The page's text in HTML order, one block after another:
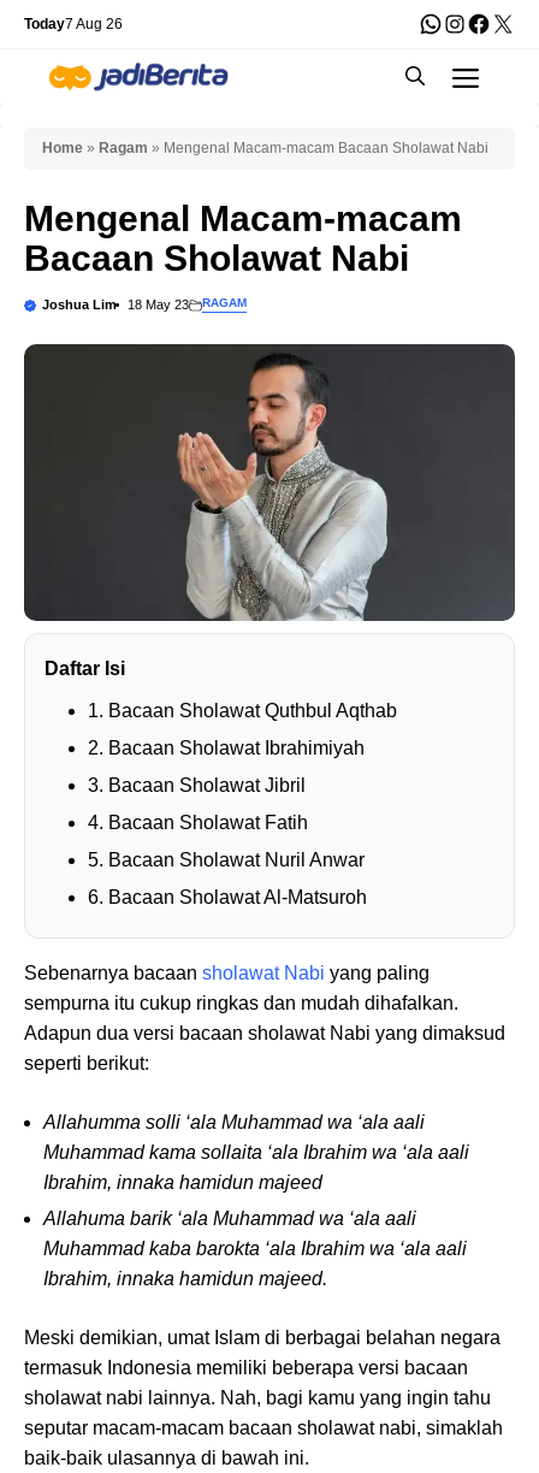
Skip
content
Today7 Aug 26 WhatsApp
X
Home » Ragam » Mengenal Macam-macam Bacaan Sholawat Nabi
Mengenal Macam-macam
Bacaan Sholawat Nabi
Joshua Lim 18 May 23 RAGAM
Daftar Isi
1. Bacaan Sholawat Quthbul Aqthab
2. Bacaan Sholawat Ibrahimiyah
3. Bacaan Sholawat Jibril
4. Bacaan Sholawat Fatih
5. Bacaan Sholawat Nuril Anwar
6. Bacaan Sholawat Al-Matsuroh
Sebenarnya bacaan sholawat Nabi yang paling
sempurna itu cukup ringkas dan mudah dihafalkan.
Adapun dua versi bacaan sholawat Nabi yang dimaksud
seperti berikut:
Allahumma solli ‘ala Muhammad wa ‘ala aali
Muhammad kama sollaita ‘ala Ibrahim wa ‘ala aali
Ibrahim, innaka hamidun majeed
Allahuma barik ‘ala Muhammad wa ‘ala aali
Muhammad kaba barokta ‘ala Ibrahim wa ‘ala aali
Ibrahim, innaka hamidun majeed.
Meski demikian, umat Islam di berbagai belahan negara
termasuk Indonesia memiliki beberapa versi bacaan
sholawat nabi lainnya. Nah, bagi kamu yang ingin tahu
seputar macam-macam bacaan sholawat nabi, simaklah
baik-baik ulasannya di bawah ini.